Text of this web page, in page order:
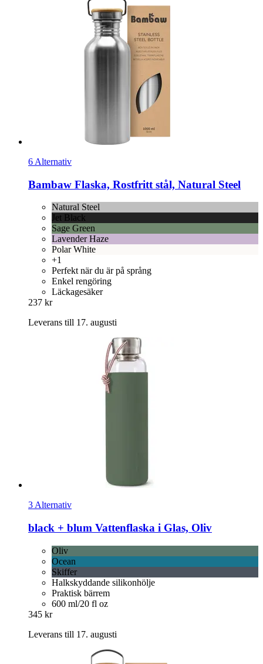
6 Alternativ
Bambaw Flaska, Rostfritt stål, Natural Steel
Natural Steel
Jet Black
Sage Green
Lavender Haze
Polar White
+1
Perfekt när du är på språng
Enkel rengöring
Läckagesäker
237 kr
Leverans till 17. augusti
3 Alternativ
black + blum Vattenflaska i Glas, Oliv
Oliv
Ocean
Skiffer
Halkskyddande silikonhölje
Praktisk bärrem
600 ml/20 fl oz
345 kr
Leverans till 17. augusti